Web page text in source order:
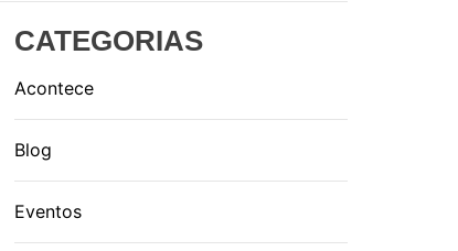
CATEGORIAS
Acontece
Blog
Eventos